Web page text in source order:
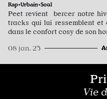
Rap•Urbain•Soul
Peet revient bercer notre
tracks qui lui ressemblent et
dans le confort cosy de son
08 jan. 23
Vie